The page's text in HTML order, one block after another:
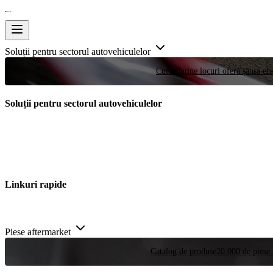
Soluții pentru sectorul autovehiculelor
Curse Puține locuri oferă șansa
Soluții pentru sectorul autovehiculelor
Linkuri rapide
Piese aftermarket
Catalog de produse 20.000 de